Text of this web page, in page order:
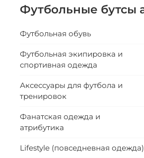
Футбольные бутсы
Футбольная обувь
Футбольная экипировка и
спортивная одежда
Аксессуары для футбола и
тренировок
Фанатская одежда и
атрибутика
Lifestyle (повседневная одежда)